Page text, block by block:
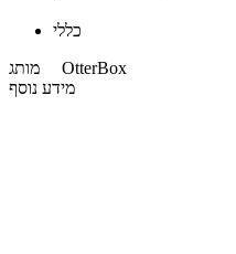
כללי
מותג OtterBox
מידע נוסף